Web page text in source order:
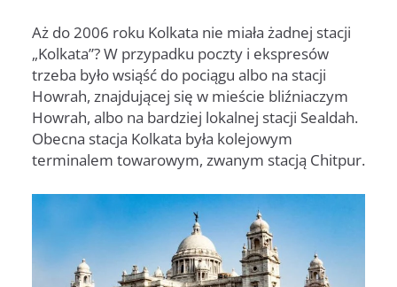
Aż do 2006 roku Kolkata nie miała żadnej stacji
„Kolkata”? W przypadku poczty i ekspresów
trzeba było wsiąść do pociągu albo na stacji
Howrah, znajdującej się w mieście bliźniaczym
Howrah, albo na bardziej lokalnej stacji Sealdah.
Obecna stacja Kolkata była kolejowym
terminalem towarowym, zwanym stacją Chitpur.